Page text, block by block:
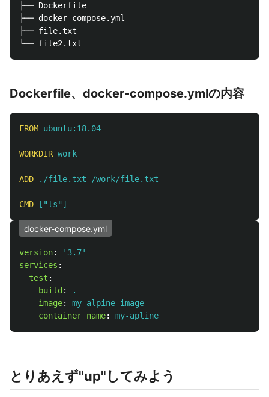
├── Dockerfile
├── docker-compose.yml
├── file.txt
Dockerfile、docker-compose.ymlの内容
FROM ubuntu:18.04
WORKDIR work
ADD ./file.txt /work/file.txt
CMD ["ls"]
docker-compose.yml
version: ' 3.7'
services :
test :
build :
.
image:
my-alpine-image
container_name: my-apline
とりあえず"up"してみよう